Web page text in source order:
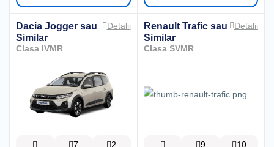
Dacia Jogger sau
Similar
Clasa IVMR
Detalii
7 2
Renault Trafic sau
Similar
Clasa SVMR
Detalii
9 10